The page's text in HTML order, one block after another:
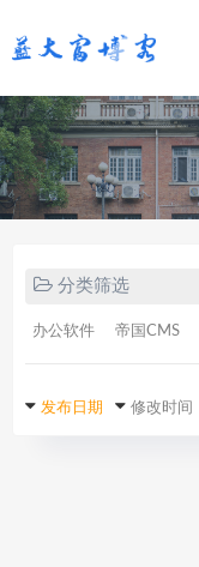
分类筛选
办公软件 帝国CMS
发布日期 修改时间